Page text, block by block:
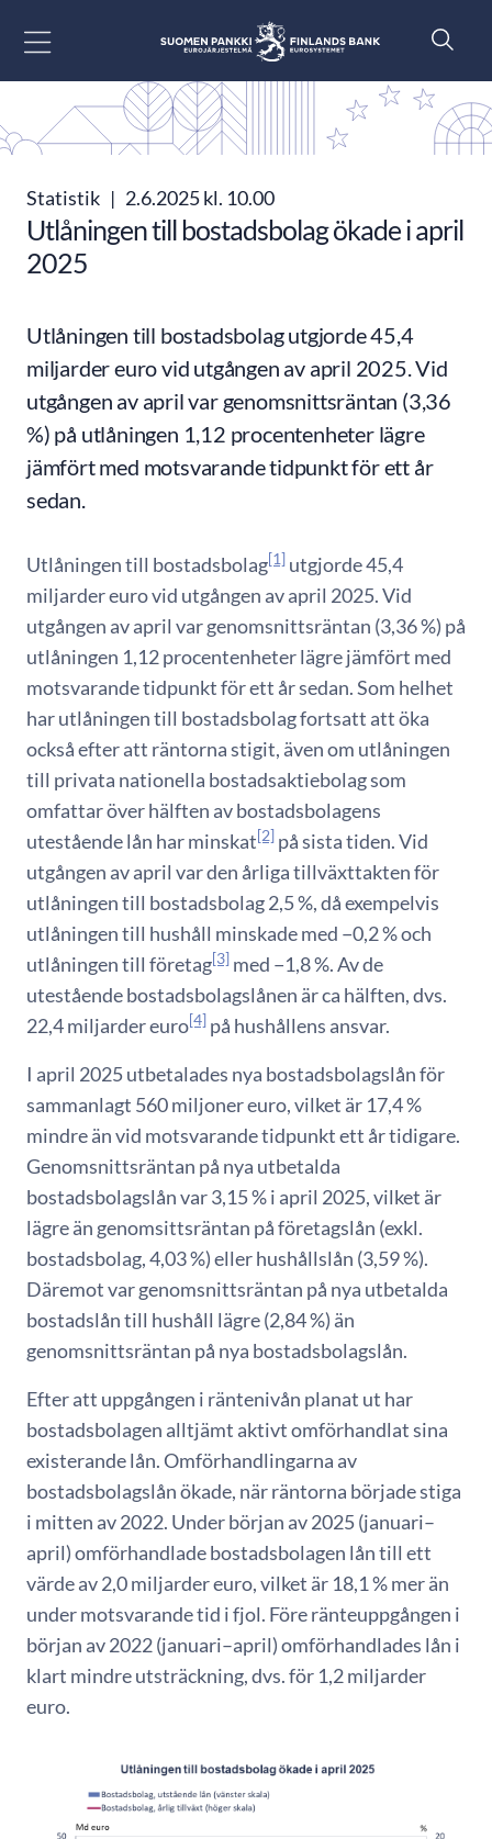
Statistik | 2.6.2025 kl. 10.00
Utlåningen till bostadsbolag ökade i april
2025
Utlåningen till bostadsbolag utgjorde 45,4
miljarder euro vid utgången av april 2025. Vid
utgången av april var genomsnittsräntan (3,36
%) på utlåningen 1,12 procentenheter lägre
jämfört med motsvarande tidpunkt för ett år
sedan.
Utlåningen till bostadsbolag[1] utgjorde 45,4
miljarder euro vid utgången av april 2025. Vid
utgången av april var genomsnittsräntan (3,36 %) på
utlåningen 1,12 procentenheter lägre jämfört med
motsvarande tidpunkt för ett år sedan. Som helhet
har utlåningen till bostadsbolag fortsatt att öka
också efter att räntorna stigit, även om utlåningen
till privata nationella bostadsaktiebolag som
omfattar över hälften av bostadsbolagens
utestående lån har minskat[2] på sista tiden. Vid
utgången av april var den årliga tillväxttakten för
utlåningen till bostadsbolag 2,5 %, då exempelvis
utlåningen till hushåll minskade med −0,2 % och
utlåningen till företag[3] med −1,8 %. Av de
utestående bostadsbolagslånen är ca hälften, dvs.
22,4 miljarder euro[4] på hushållens ansvar.
I april 2025 utbetalades nya bostadsbolagslån för
sammanlagt 560 miljoner euro, vilket är 17,4 %
mindre än vid motsvarande tidpunkt ett år tidigare.
Genomsnittsräntan på nya utbetalda
bostadsbolagslån var 3,15 % i april 2025, vilket är
lägre än genomsittsräntan på företagslån (exkl.
bostadsbolag, 4,03 %) eller hushållslån (3,59 %).
Däremot var genomsnittsräntan på nya utbetalda
bostadslån till hushåll lägre (2,84 %) än
genomsnittsräntan på nya bostadsbolagslån.
Efter att uppgången i räntenivån planat ut har
bostadsbolagen alltjämt aktivt omförhandlat sina
existerande lån. Omförhandlingarna av
bostadsbolagslån ökade, när räntorna började stiga
i mitten av 2022. Under början av 2025 (januari–
april) omförhandlade bostadsbolagen lån till ett
värde av 2,0 miljarder euro, vilket är 18,1 % mer än
under motsvarande tid i fjol. Före ränteuppgången i
början av 2022 (januari–april) omförhandlades lån i
klart mindre utsträckning, dvs. för 1,2 miljarder
euro.